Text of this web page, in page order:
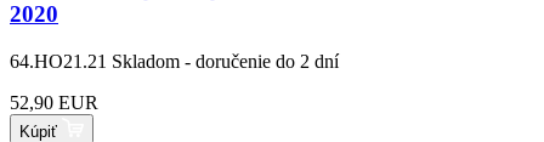
2020
64.HO21.21 Skladom - doručenie do 2 dní
52,90 EUR
Kúpiť